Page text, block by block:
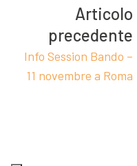
Articolo
precedente
Info Session Bando –
11 novembre a Roma